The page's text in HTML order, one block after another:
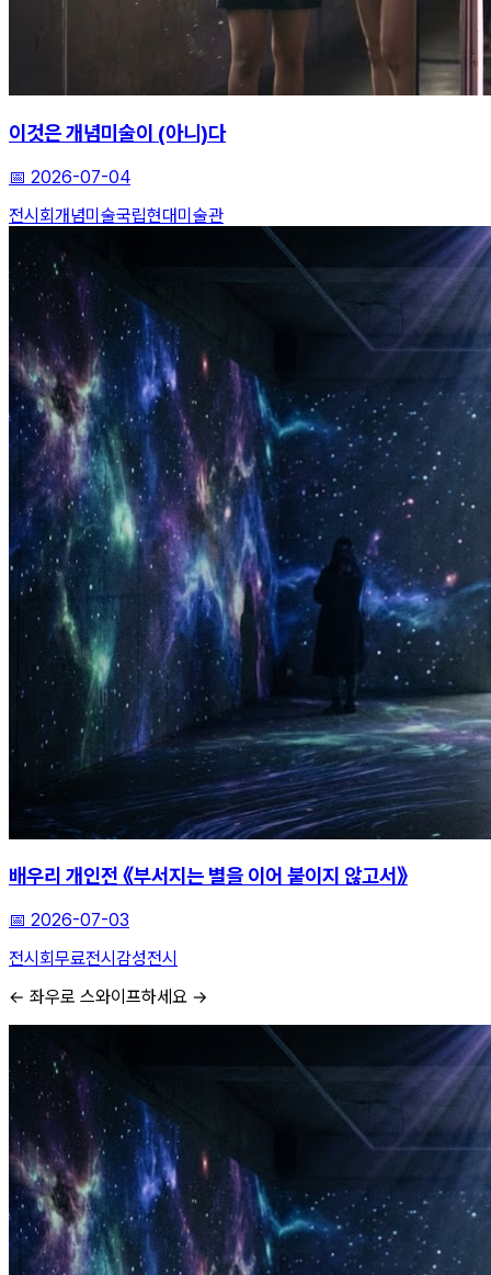
이것은 개념미술이 (아니)다
📅 2026-07-04
전시회개념미술국립현대미술관
배우리 개인전 《부서지는 별을 이어 붙이지 않고서》
📅 2026-07-03
전시회무료전시 감성전시
← 좌우로 스와이프하세요 →